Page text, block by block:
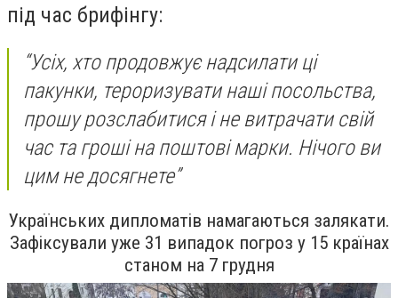
під час брифінгу:
“Усіх, хто продовжує надсилати ці
пакунки, тероризувати наші посольства,
прошу розслабитися і не витрачати свій
час та гроші на поштові марки. Нічого ви
цим не досягнете”
Українських дипломатів намагаються залякати.
Зафіксували уже 31 випадок погроз у 15 країнах
станом на 7 грудня